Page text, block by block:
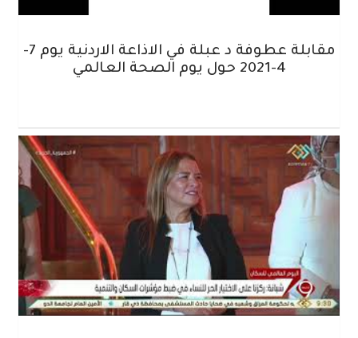
مقابلة عطوفة د عبلة في الاذاعة الاردنية يوم 7-
4-2021 حول يوم الصحة العالمي